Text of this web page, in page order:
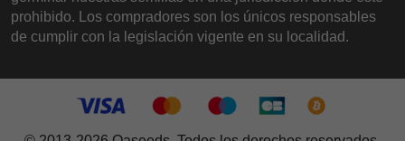
prohibido. Los compradores son los únicos responsables
de cumplir con la legislación vigente en su localidad.